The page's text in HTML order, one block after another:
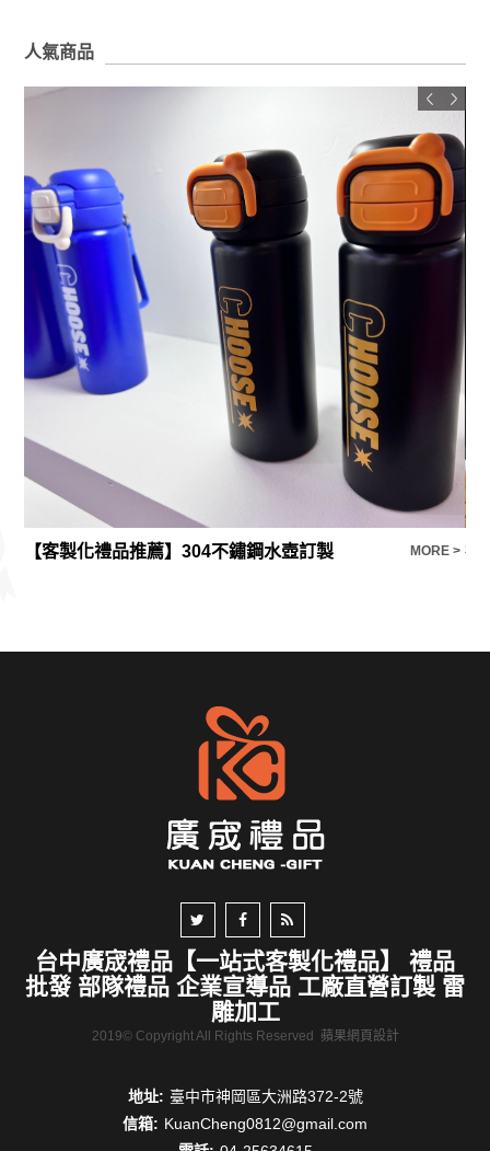
人氣商品
【客製化禮品推薦】304不鏽鋼水壺訂製 MORE > 禮
台中廣宬禮品【一站式客製化禮品】 禮品
批發 部隊禮品 企業宣導品 工廠直營訂製 雷
雕加工
2019© Copyright All Rights Reserved 蘋果網頁設計
地址: 臺中市神岡區大洲路372-2號
信箱: KuanCheng0812@gmail.com